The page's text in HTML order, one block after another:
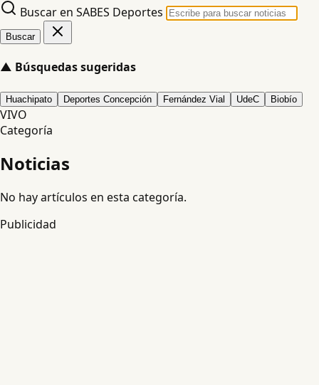
Buscar en SABES Deportes
Buscar
▲ Búsquedas sugeridas
Huachipato Deportes Concepción Fernández Vial UdeC Biobío
VIVO
Categoría
Noticias
No hay artículos en esta categoría.
Publicidad